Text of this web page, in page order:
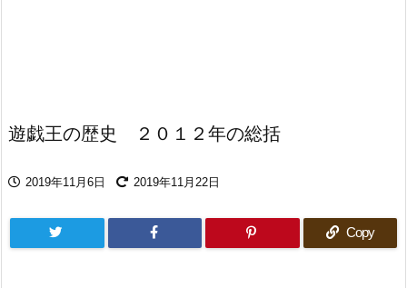
遊戯王の歴史 ２０１２年の総括
2019年11月6日 2019年11月22日
Copy